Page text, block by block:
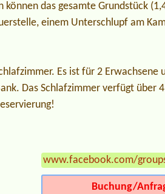
das gesamte Grundstück
einem Unterschlupf am
Es ist für 2 Erwachsene
Das Schlafzimmer verfügt über
www.facebook.com/
Buchung/